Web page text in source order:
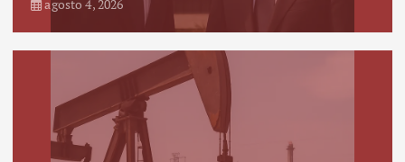
agosto 4, 2026